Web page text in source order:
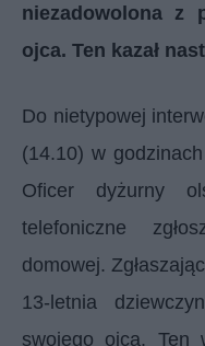
niezadowolona z
ojca. Ten kazał
Do nietypowej
(14.10) w
Oficer dyżurny
telefoniczne
domowej.
13-letnia
swojego ojca. Ten